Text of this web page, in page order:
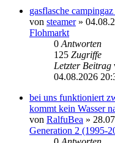
gasflasche
von steamer»
Flohmarkt
0 Antworten
125 Zugriffe
Letzter Beitrag
04.08.2026
bei uns funktioniert
kommt kein Wasser
von RalfuBea »
Generation 2 (1995-